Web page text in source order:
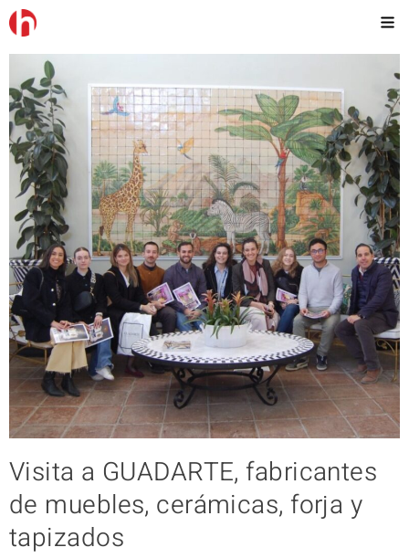
Visita a GUADARTE, fabricantes
de muebles, cerámicas, forja y
tapizados